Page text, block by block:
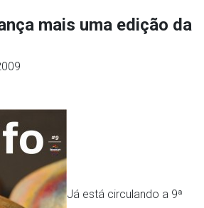
mais uma edição da
Já está circulando a 9ª